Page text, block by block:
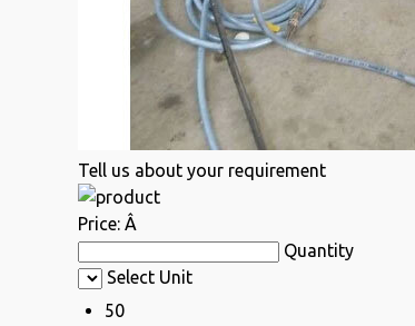
Tell us about your requirement
Price: Â
Quantity
Select Unit
50